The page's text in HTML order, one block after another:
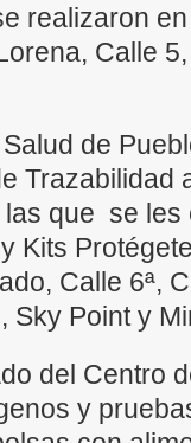
realizaron
Calle
de
Trazabilidad
que se les
Kits
Calle 6ª,
Sky Point y
del Centro
y